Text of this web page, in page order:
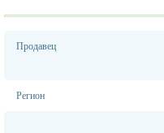
Продавец
Регион